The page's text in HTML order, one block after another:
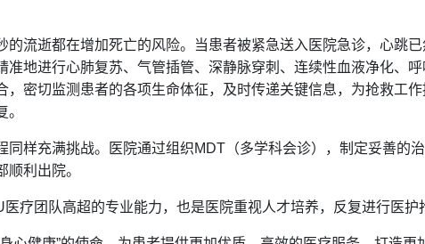
流逝都在增加死亡的风险。当患者被紧急送入医院急诊，心跳
准地进行心肺复苏、气管插管、深静脉穿刺、连续性血液净化、
密切监测患者的各项生命体征，及时传递关键信息，为抢救工
样充满挑战。医院通过组织MDT（多学科会诊），制定妥善的
利出院。
疗团队高超的专业能力，也是医院重视人才培养，反复进行医护